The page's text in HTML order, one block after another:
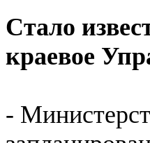
Стало
краевое
-